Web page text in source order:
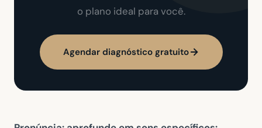
o plano ideal para você.
Agendar diagnóstico gratuito